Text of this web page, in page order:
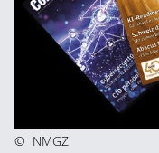
© NMGZ